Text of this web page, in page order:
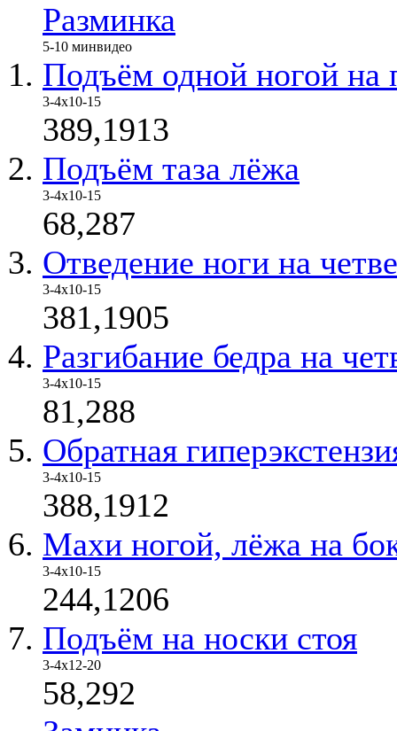
Разминка
5-10 минвидео
Подъём одной ногой на
3-4х10-15
389,1913
Подъём таза лёжа
3-4х10-15
68,287
Отведение ноги на
3-4х10-15
381,1905
Разгибание бедра на
3-4х10-15
81,288
Обратная
3-4х10-15
388,1912
Махи ногой, лёжа на
3-4х10-15
244,1206
Подъём на носки стоя
3-4х12-20
58,292